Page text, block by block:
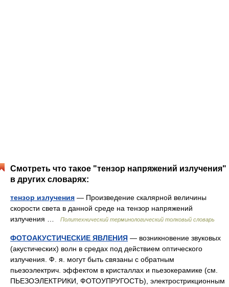
Смотреть что такое "тензор напряжений излучения"
в других словарях:
тензор излучения — Произведение скалярной величины
скорости света в данной среде на тензор напряжений
излучения …
Политехнический терминологический толковый словарь
ФОТОАКУСТИЧЕСКИЕ ЯВЛЕНИЯ — возникновение звуковых
(акустических) волн в средах под действием оптического
излучения. Ф. я. могут быть связаны с обратным
пьезоэлектрич. эффектом в кристаллах и пьезокерамике (см.
ПЬЕЗОЭЛЕКТРИКИ, ФОТОУПРУГОСТЬ), электрострикционным